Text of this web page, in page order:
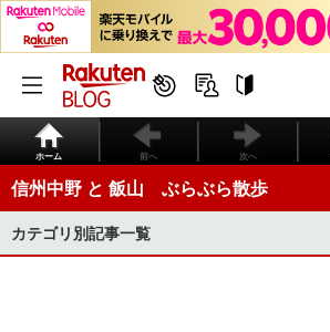
ホーム 前へ 次へ
信州中野 と 飯山 ぶらぶら散歩
カテゴリ別記事一覧